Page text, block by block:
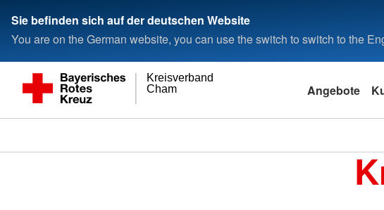
Sie befinden sich auf der deutschen Website
You are on the German website, you can use the switch to switch to the
Cham
Kreisverband
Angebote